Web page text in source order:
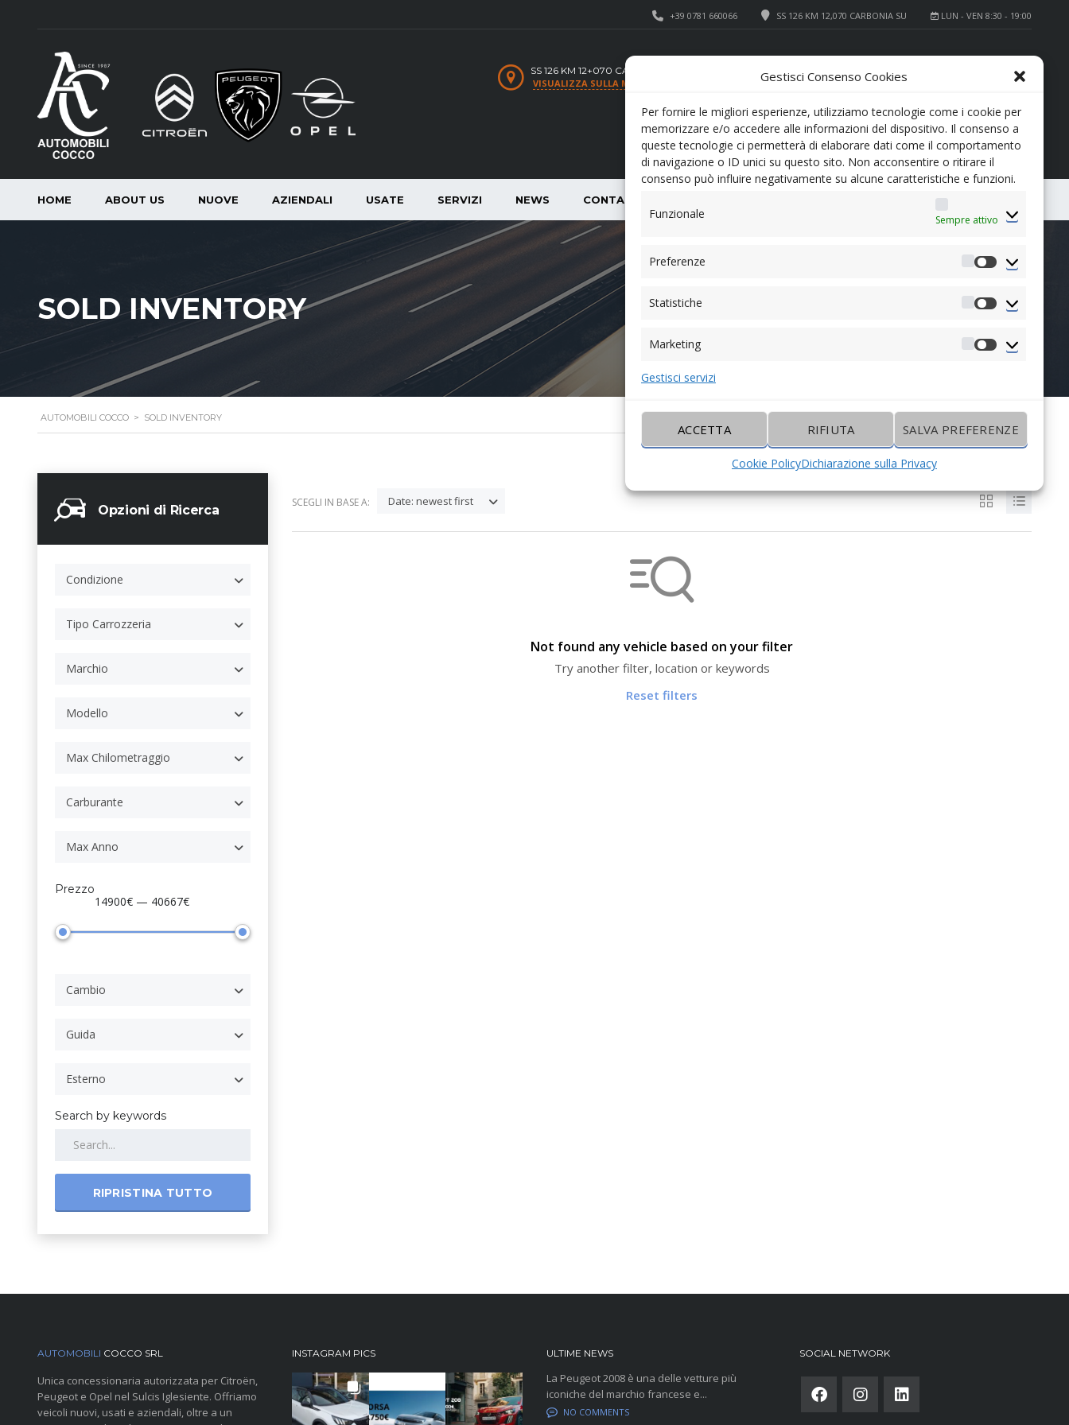
Gestisci Consenso Cookies
Per fornire le migliori esperienze, utilizziamo tecnologie come i cookie per
memorizzare e/o accedere alle informazioni del dispositivo. Il consenso a
queste tecnologie ci permetterà di elaborare dati come il comportamento
di navigazione o ID unici su questo sito. Non acconsentire o ritirare il
consenso può influire negativamente su alcune caratteristiche e funzioni.
Funzionale Sempre attivo
Preferenze
Preferenze
Statistiche
Statistiche
Marketing
Marketing
Gestisci servizi
ACCETTA RIFIUTA SALVA PREFERENZE
Cookie PolicyDichiarazione sulla Privacy
LUN - VEN 8:30 - 19:00
SS 126 KM 12,070 CARBONIA SU
+39 0781 660066
SERVICE +39 0781 660066
SS 126 KM 12+070 CARBONIA SU
VISUALIZZA SULLA MAPPA
CONFRONTA
HOME ABOUT US NUOVE AZIENDALI USATE SERVIZI NEWS CONTATTI
SOLD INVENTORY
AUTOMOBILI COCCO > SOLD INVENTORY
Opzioni di Ricerca
Condizione
Tipo Carrozzeria
Marchio
Modello
Max Chilometraggio
Carburante
Max Anno
Prezzo
14900€ — 40667€
Cambio
Guida
Esterno
Search by keywords
RIPRISTINA TUTTO
SCEGLI IN BASE A: Date: newest first
Not found any vehicle based on your filter
Try another filter, location or keywords
Reset filters
AUTOMOBILI COCCO SRL
Unica concessionaria autorizzata per Citroën,
Peugeot e Opel nel Sulcis Iglesiente. Offriamo
veicoli nuovi, usati e aziendali, oltre a un
INSTAGRAM PICS ULTIME NEWS
La Peugeot 2008 è una delle vetture più
iconiche del marchio francese e...
NO COMMENTS
SOCIAL NETWORK